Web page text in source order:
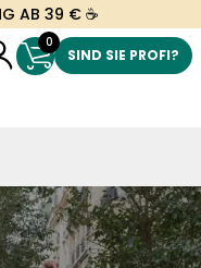
AB 39 € ☕
0
SIND SIE PROFI?